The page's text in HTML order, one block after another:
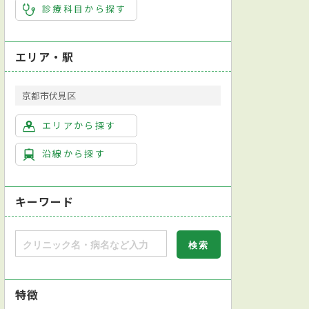
診療科目から探す
エリア・駅
京都市伏見区
エリアから探す
沿線から探す
キーワード
特徴